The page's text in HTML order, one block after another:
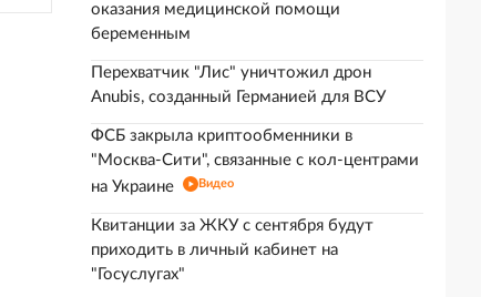
оказания медицинской помощи
беременным
Перехватчик "Лис" уничтожил дрон
Anubis, созданный Германией для ВСУ
ФСБ закрыла криптообменники в
"Москва-Сити", связанные с кол-центрами
на Украине
Видео
Квитанции за ЖКУ с сентября будут
приходить в личный кабинет на
"Госуслугах"